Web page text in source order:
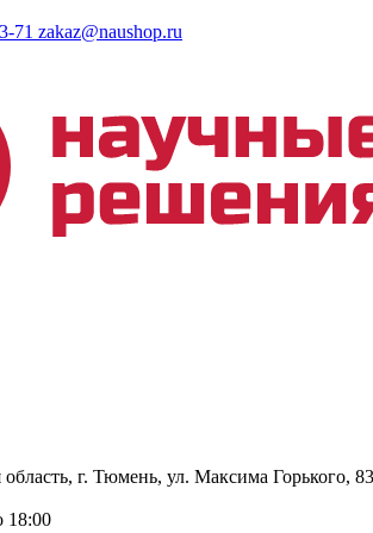
71 zakaz@naushop.ru
г. Тюмень, ул. Максима Горького,
18:00